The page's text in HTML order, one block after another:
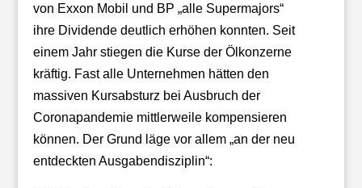
von Exxon Mobil und BP „alle Supermajors“
ihre Dividende deutlich erhöhen konnten. Seit
einem Jahr stiegen die Kurse der Ölkonzerne
kräftig. Fast alle Unternehmen hätten den
massiven Kursabsturz bei Ausbruch der
Coronapandemie mittlerweile kompensieren
können. Der Grund läge vor allem „an der neu
entdeckten Ausgabendisziplin“: